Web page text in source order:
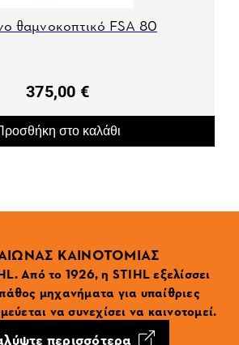
θαμνοκοπτικό FSA 80
375,00 €
στο καλάθι
ΚΑΙΝΟΤΟΜΙΑΣ
Από το 1926, η STIHL εξελίσσει
μηχανήματα για υπαίθριες
να συνεχίσει να καινοτομεί.
περισσότερα